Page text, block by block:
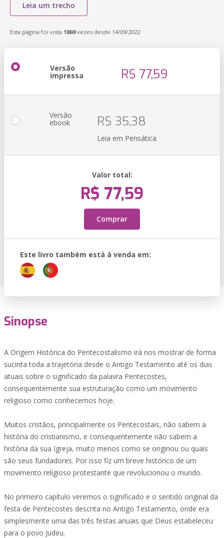
Leia um trecho
Esta página foi vista 1869vezes desde 14/09/2022
Versão
impressa R$ 77,59
Versão
ebook R$ 35,38
Leia em Pensática
Valor total:
R$ 77,59
Comprar
Este livro também está à venda em:
Sinopse
A Origem Histórica do Pentecostalismo irá nos mostrar de forma
sucinta toda a trajetória desde o Antigo Testamento até os dias
atuais sobre o significado da palavra Pentecostes,
consequentemente sua estruturação como um movimento
religioso como conhecemos hoje.
Muitos cristãos, principalmente os Pentecostais, não sabem a
história do cristianismo, e consequentemente não sabem a
história da sua Igreja, muito menos como se originou ou quais
são seus fundadores. Por isso fiz um breve histórico de um
movimento religioso protestante que revolucionou o mundo.
No primeiro capítulo veremos o significado e o sentido original da
festa de Pentecostes descrita no Antigo Testamento, onde era
simplesmente uma das três festas anuais que Deus estabeleceu
para o povo Judeu.